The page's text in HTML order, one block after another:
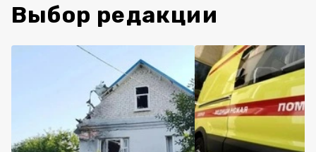
Выбор редакции